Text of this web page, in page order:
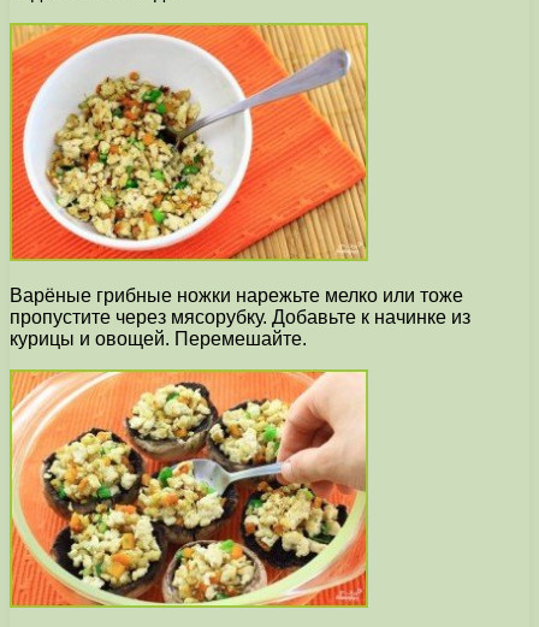
Варёные грибные ножки нарежьте мелко или тоже
пропустите через мясорубку. Добавьте к начинке из
курицы и овощей. Перемешайте.